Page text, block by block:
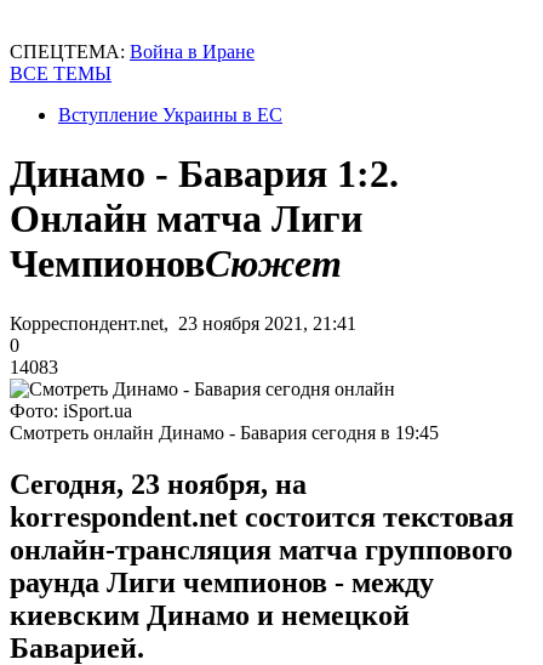
СПЕЦТЕМА: Война в Иране
ВСЕ ТЕМЫ
Вступление Украины в ЕС
Динамо - Бавария 1:2.
Онлайн матча Лиги
ЧемпионовСюжет
Корреспондент.net, 23 ноября 2021, 21:41
0
14083
Фото: iSport.ua
Смотреть онлайн Динамо - Бавария сегодня в 19:45
Сегодня, 23 ноября, на
korrespondent.net состоится текстовая
онлайн-трансляция матча группового
раунда Лиги чемпионов - между
киевским Динамо и немецкой
Баварией.